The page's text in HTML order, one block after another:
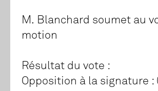
M. Blanchard soumet au
motion
Résultat du vote :
Opposition à la signature :